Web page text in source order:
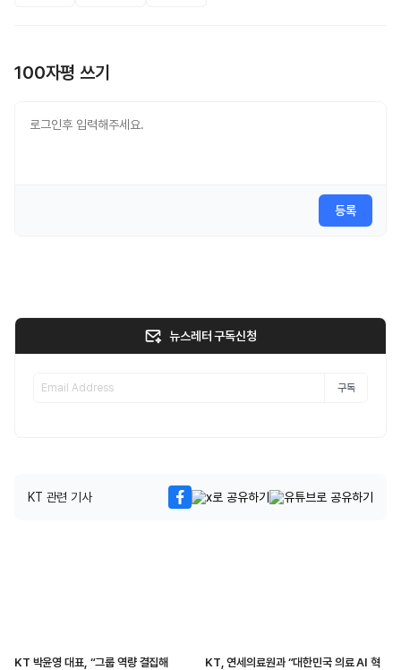
100자평 쓰기
등록
뉴스레터 구독신청
구독
KT 관련 기사
KT 박윤영 대표, “그룹 역량 결집해
KT, 연세의료원과 “대한민국 의료 AI 혁